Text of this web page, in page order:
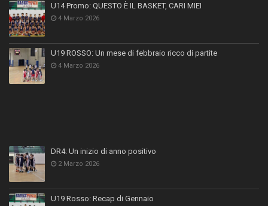
U14 Promo: QUESTO È IL BASKET, CARI MIEI
4 Marzo 2026
U19 ROSSO: Un mese di febbraio ricco di partite
4 Marzo 2026
DR4: Un inizio di anno positivo
2 Marzo 2026
U19 Rosso: Recap di Gennaio